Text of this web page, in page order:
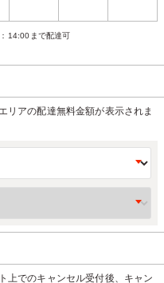
：14:00まで配達可
リアの配達無料金額が表示されま
上でのキャンセル受付後、キャン